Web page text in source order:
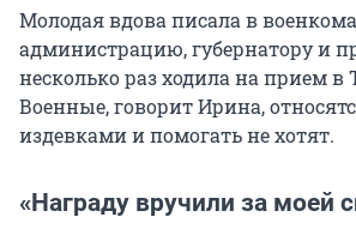
Молодая вдова писала в
администрацию, губернатору и
несколько раз ходила на прием в
Военные, говорит Ирина,
издевками и помогать не хотят.
«Награду вручили за моей